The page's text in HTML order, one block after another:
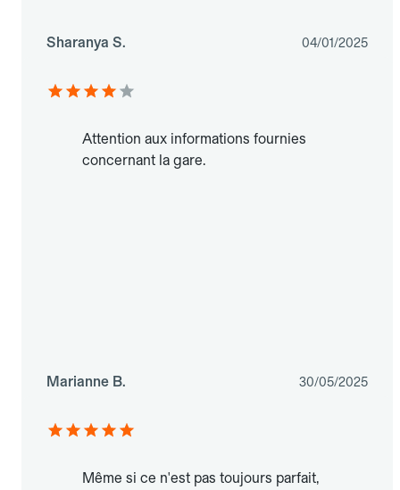
Sharanya S. 04/01/2025
Attention aux informations fournies
concernant la gare.
Marianne B. 30/05/2025
Même si ce n'est pas toujours parfait,